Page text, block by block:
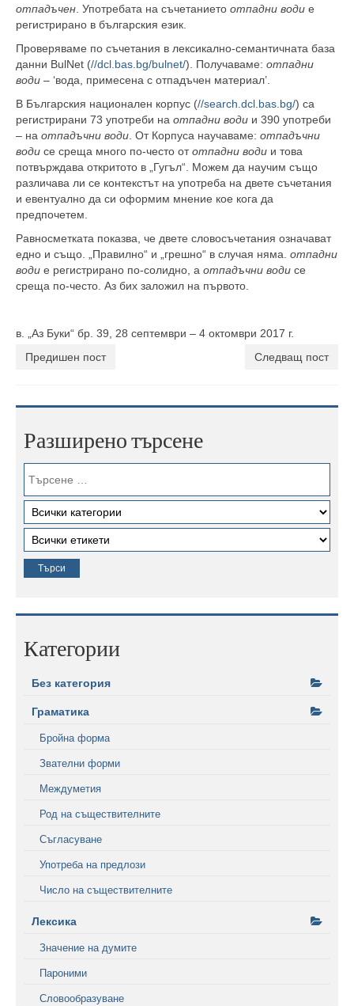
отпадъчен . Употребата на съчетанието отпадни води е
регистрирано в българския език.
Проверяваме по съчетания в лексикално-семантичната база
данни BulNet (//dcl.bas.bg/bulnet/) . Получаваме: отпадни
води – ‘вода, примесена с отпадъчен материал’.
В Българския национален корпус (//search.dcl.bas.bg/) са
регистрирани 73 употреби на отпадни води и 390 употреби
– на отпадъчни води . От Корпуса научаваме: отпадъчни
води се среща много по-често ототпадни води и това
потвърждава откритото в „Гугъл“. Можем да научим също
различава ли се контекстът на употреба на двете съчетания
и евентуално да си оформим мнение кое кога да
предпочетем.
Равносметката показва, че двете словосъчетания означават
едно и също. „Правилно“ и „грешно“ в случая няма. отпадни
води е регистрирано по-солидно, а отпадъчни води се
среща по-често. Аз бих заложил на първото.
в. „Аз Буки“ бр. 39, 28 септември – 4 октомври 2017 г.
Предишен пост
Следващ пост
Разширено търсене
Категории
Без категория
Граматика
Бройна форма
Звателни форми
Междуметия
Род на съществителните
Съгласуване
Употреба на предлози
Число на съществителните
Лексика
Значение на думите
Пароними
Словообразуване